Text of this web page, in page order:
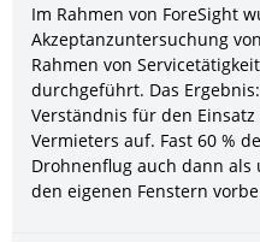
Im Rahmen von ForeSight
Akzeptanzuntersuchung
Rahmen von
durchgeführt. Das
Verständnis für den
Vermieters auf. Fast 60 %
Drohnenflug auch dann
den eigenen Fenstern